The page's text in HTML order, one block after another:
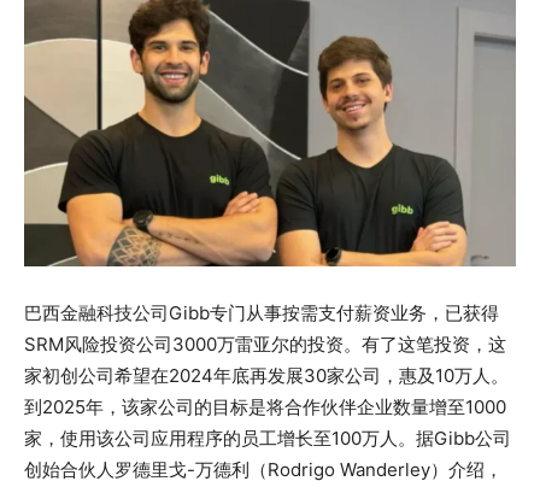
巴西金融科技公司Gibb专门从事按需支付薪资业务，已获得
SRM风险投资公司3000万雷亚尔的投资。有了这笔投资，这
家初创公司希望在2024年底再发展30家公司，惠及10万人。
到2025年，该家公司的目标是将合作伙伴企业数量增至1000
家，使用该公司应用程序的员工增长至100万人。据Gibb公司
创始合伙人罗德里戈-万德利（Rodrigo Wanderley）介绍，